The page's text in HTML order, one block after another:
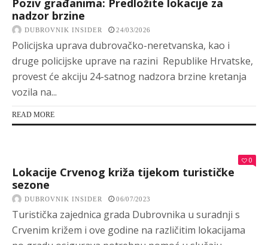
Poziv građanima: Predložite lokacije za
nadzor brzine
DUBROVNIK INSIDER 24/03/2026
Policijska uprava dubrovačko-neretvanska, kao i
druge policijske uprave na razini Republike Hrvatske,
provest će akciju 24-satnog nadzora brzine kretanja
vozila na...
READ MORE
0
Lokacije Crvenog križa tijekom turističke
sezone
DUBROVNIK INSIDER 06/07/2023
Turistička zajednica grada Dubrovnika u suradnji s
Crvenim križem i ove godine na različitim lokacijama